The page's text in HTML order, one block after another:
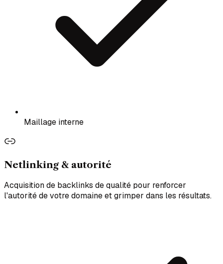
Maillage interne
Netlinking & autorité
Acquisition de backlinks de qualité pour renforcer
l'autorité de votre domaine et grimper dans les résultats.